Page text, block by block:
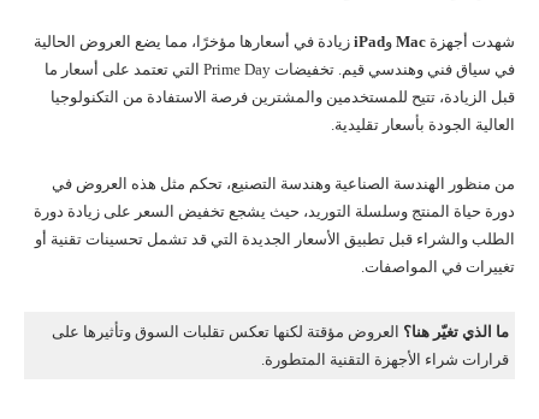
شهدت أجهزة Mac وiPad زيادة في أسعارها مؤخرًا، مما يضع العروض الحالية
في سياق فني وهندسي قيم. تخفيضات Prime Day التي تعتمد على أسعار ما
قبل الزيادة، تتيح للمستخدمين والمشترين فرصة الاستفادة من التكنولوجيا
العالية الجودة بأسعار تقليدية.
من منظور الهندسة الصناعية وهندسة التصنيع، تحكم مثل هذه العروض في
دورة حياة المنتج وسلسلة التوريد، حيث يشجع تخفيض السعر على زيادة دورة
الطلب والشراء قبل تطبيق الأسعار الجديدة التي قد تشمل تحسينات تقنية أو
تغييرات في المواصفات.
ما الذي تغيّر هنا؟ العروض مؤقتة لكنها تعكس تقلبات السوق وتأثيرها على
قرارات شراء الأجهزة التقنية المتطورة.